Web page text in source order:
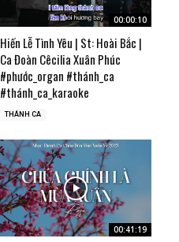
00:00:10
Hiến Lễ Tình Yêu | St: Hoài Bắc |
Ca Đoàn Cêcilia Xuân Phúc
#phước_organ #thánh_ca
#thánh_ca_karaoke
THÁNH CA
00:41:19